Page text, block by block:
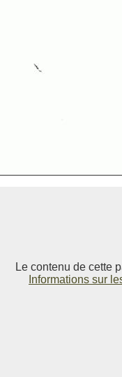
Le contenu de cette
Informations sur